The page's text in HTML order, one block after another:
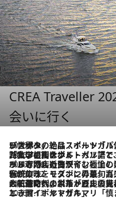
CREA Traveller
会いに行く
2026.8.8
リスボンの絶品スイーツ「パステル・デ・ナタ」とは？ポルトガル伝統の奥深い世界へ
2026.7.27
「私の祖国はポルトガル語です」国民的詩人フェルナンド・ペソアと、彼が愛した文学の街を歩く
2026.7.26
ポルトガル近海が育む極上の海の幸。キリリと冷えた白ワインと愉しむ、シーフード専門店の贅沢
2026.7.22
伝統の味をモダンに昇華。高感度な地元客が集う、リスボンの最旬ガストロノミー
2026.7.21
大航海時代の栄華から、震災、独裁、そして革命へ。ポルトガル・首都リスボンの石畳に刻ま
2026.7.13
エッセイ・ヤマザキマリ「慎ましくも美しき国 ポルトガル」